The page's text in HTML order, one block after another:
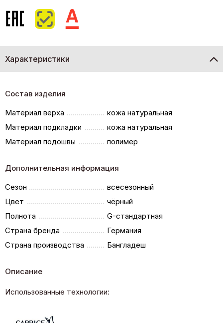
Характеристики
Состав изделия
Материал верха
кожа натуральная
Материал подкладки
кожа натуральная
Материал подошвы
полимер
Дополнительная информация
Сезон
всесезонный
Цвет
чёрный
Полнота
G-стандартная
Страна бренда
Германия
Страна производства
Бангладеш
Описание
Использованные технологии: